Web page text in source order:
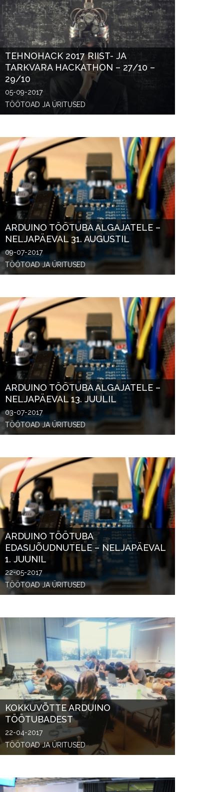
TEHNOHACK 2017 RIIST- JA
TARKVARA HACKATHON – 27/10 –
29/10
05-09-2017
TÖÖTOAD JA ÜRITUSED
ARDUINO TÖÖTUBA ALGAJATELE –
NELJAPÄEVAL 31. AUGUSTIL
09-07-2017
TÖÖTOAD JA ÜRITUSED
ARDUINO TÖÖTUBA ALGAJATELE –
NELJAPÄEVAL 13. JUULIL
03-07-2017
TÖÖTOAD JA ÜRITUSED
ARDUINO TÖÖTUBA
EDASIJÕUDNUTELE – NELJAPÄEVAL
1. JUUNIL
22-05-2017
TÖÖTOAD JA ÜRITUSED
KOKKUVÕTTE ARDUINO
TÖÖTUBADEST
22-04-2017
TÖÖTOAD JA ÜRITUSED